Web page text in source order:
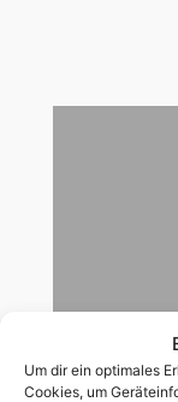
Um dir ein optimales
Cookies, um